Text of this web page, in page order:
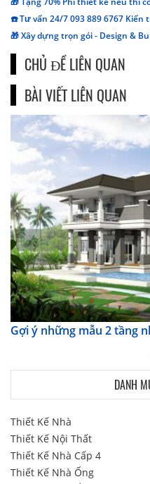
☎️ Tư vấn 24/7 093 889 6767 Kiến
🎁 Xây dựng trọn gói - Design &
CHỦ ĐỀ LIÊN QUAN
BÀI VIẾT LIÊN QUAN
Gợi ý những mẫu 2 tầng
DANH
Thiết Kế Nhà
Thiết Kế Nội Thất
Thiết Kế Nhà Cấp 4
Thiết Kế Nhà Ống